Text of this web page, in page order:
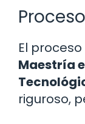
El
Maestría
riguroso,